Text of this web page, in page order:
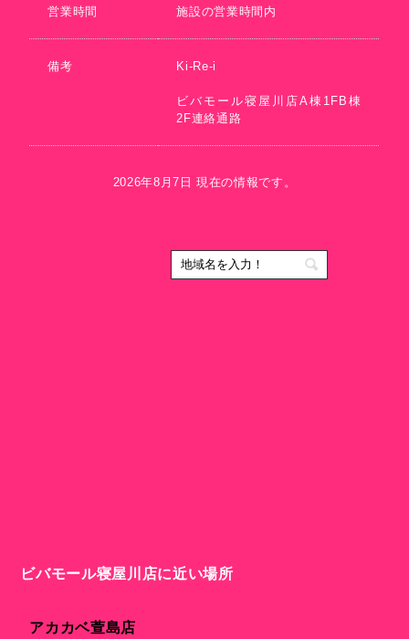
営業時間 施設の営業時間内
備考 Ki-Re-i
ビバモール寝屋川店A棟1FB棟
2F連絡通路
2026年8月7日 現在の情報です。
ビバモール寝屋川店に近い場所
アカカベ萱島店